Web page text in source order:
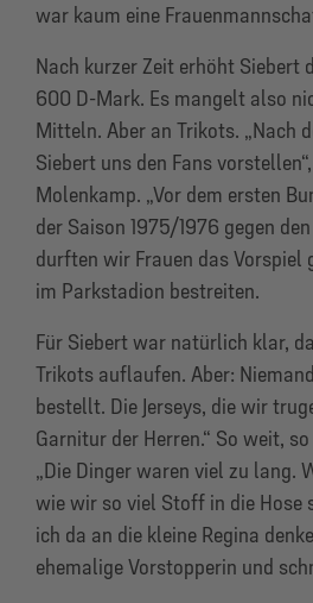
war kaum eine
Nach kurzer Zeit erhöht Siebert
600 D-Mark. Es mangelt also
Mitteln. Aber an Trikots. „Nach
Siebert uns den Fans
Molenkamp. „Vor dem ersten
der Saison 1975/1976 gegen
durften wir Frauen das Vorspiel
im Parkstadion bestreiten.
Für Siebert war natürlich klar,
Trikots auflaufen. Aber:
bestellt. Die Jerseys, die wir
Garnitur der Herren.“ So weit,
„Die Dinger waren viel zu lang.
wie wir so viel Stoff in die Hose
ich da an die kleine Regina
ehemalige Vorstopperin und